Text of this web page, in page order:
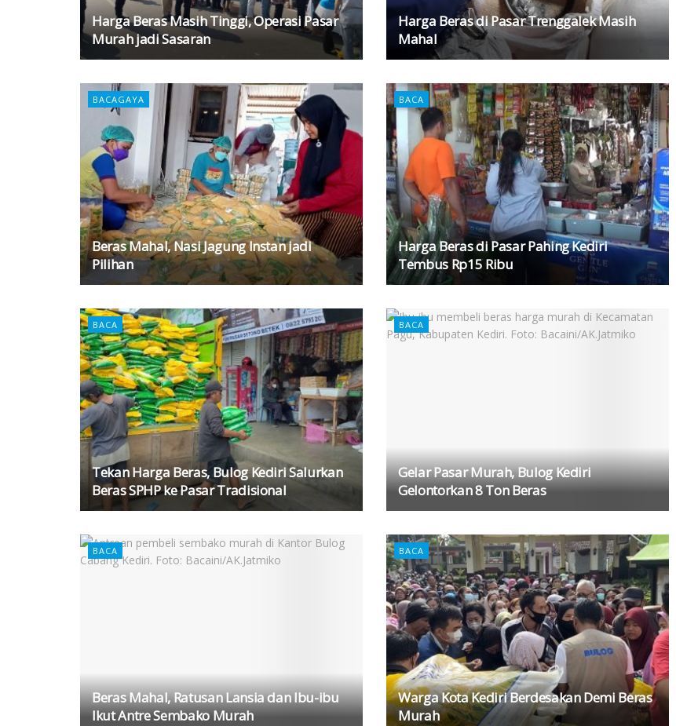
Harga Beras Masih Tinggi, Operasi Pasar
Murah jadi Sasaran
Harga Beras di Pasar Trenggalek Masih
Mahal
BACAGAYA
Beras Mahal, Nasi Jagung Instan jadi
Pilihan
BACA
Harga Beras di Pasar Pahing Kediri
Tembus Rp15 Ribu
BACA
Tekan Harga Beras, Bulog Kediri Salurkan
Beras SPHP ke Pasar Tradisional
BACA
Gelar Pasar Murah, Bulog Kediri
Gelontorkan 8 Ton Beras
BACA
Beras Mahal, Ratusan Lansia dan Ibu-ibu
Ikut Antre Sembako Murah
BACA
Warga Kota Kediri Berdesakan Demi Beras
Murah